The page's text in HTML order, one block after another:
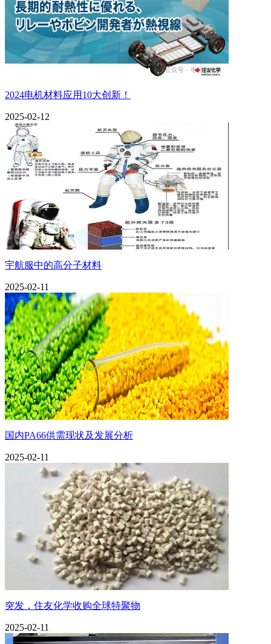
2024电机材料应用10大创新！
2025-02-12
宇航服中的高分子材料
2025-02-11
国内PA66供需现状及发展分析
2025-02-11
突发，住友化学收购全球特聚物
2025-02-11